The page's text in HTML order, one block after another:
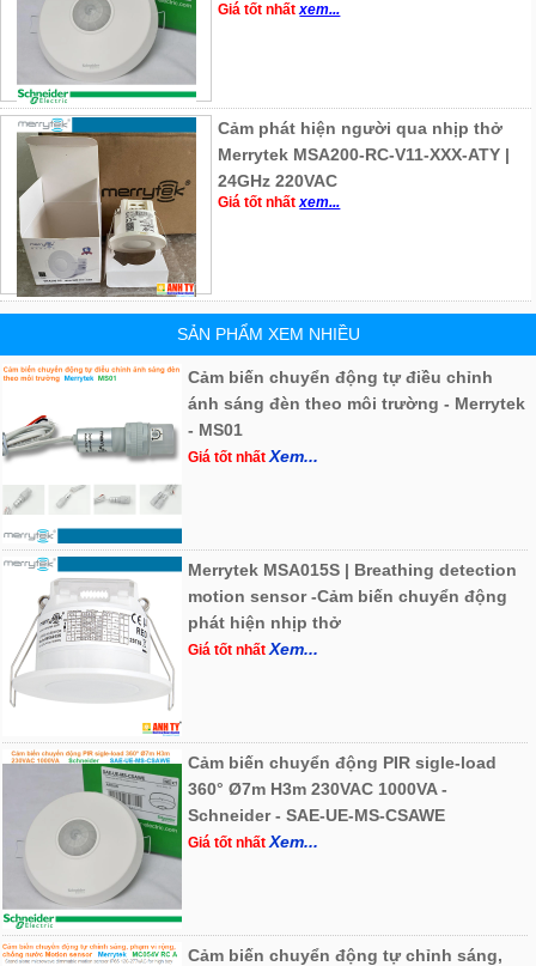
Giá tốt nhấtxem...
Cảm phát hiện người qua nhịp thở
Merrytek MSA200-RC-V11-XXX-ATY |
24GHz 220VAC
Giá tốt nhấtxem...
SẢN PHẨM XEM NHIỀU
Cảm biến chuyển động tự điều chỉnh
ánh sáng đèn theo môi trường - Merrytek
- MS01
Giá tốt nhấtXem...
Merrytek MSA015S | Breathing detection
motion sensor -Cảm biến chuyển động
phát hiện nhịp thở
Giá tốt nhấtXem...
Cảm biến chuyển động PIR sigle-load
360° Ø7m H3m 230VAC 1000VA -
Schneider - SAE-UE-MS-CSAWE
Giá tốt nhấtXem...
Cảm biến chuyển động tự chỉnh sáng,